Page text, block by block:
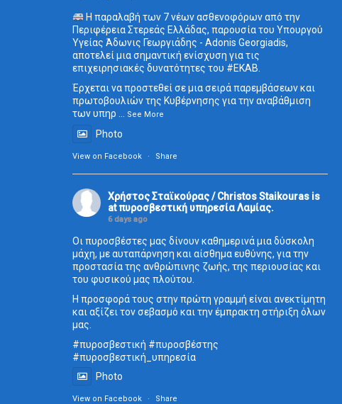
Η παραλαβή των 7 νέων ασθενοφόρων από την
Περιφέρεια Στερεάς Ελλάδας, παρουσία του Υπουργού
Υγείας Άδωνις Γεωργιάδης - Adonis Georgiadis,
αποτελεί μια σημαντική ενίσχυση για τις
επιχειρησιακές δυνατότητες του #ΕΚΑΒ
Έρχεται να προστεθεί σε μια σειρά παρεμβάσεων και
πρωτοβουλιών της Κυβέρνησης για την αναβάθμιση
των υπηρ
See More
Photo
View on Facebook · Share
Χρήστος Σταϊκούρας / Christos Staikouras is
at πυροσβεστική υπηρεσία Λαμίας.
6 days ago
Οι πυροσβέστες μας δίνουν καθημερινά μια δύσκολη
μάχη, με αυταπάρνηση και αίσθημα ευθύνης, για την
προστασία της ανθρώπινης ζωής, της περιουσίας και
του φυσικού μας πλούτου.
Η προσφορά τους στην πρώτη γραμμή είναι ανεκτίμητη
και αξίζει τον σεβασμό και την έμπρακτη στήριξη όλων
μας.
#πυροσβεστική #πυροσβέστης
#πυροσβεστική_ υπηρεσία
Photo
View on Facebook · Share
Avata
Avata